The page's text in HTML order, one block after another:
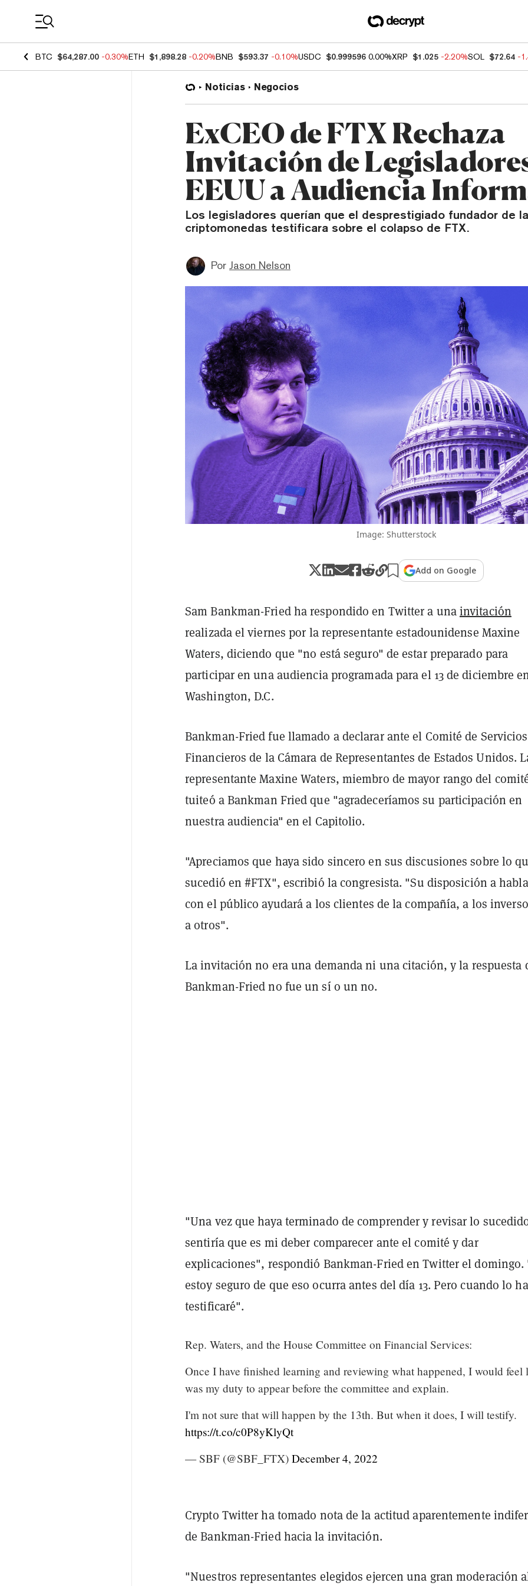
BTC $64,287.00 -0.30%ETH $1,898.28 -0.20%BNB $593.37 -0.10%USDC $0.999596 0.00%XRP $1.025 -2.20%SOL $72.64 -
Noticias Negocios
ExCEO de FTX Rechaza
Invitación de
EEUU a Audiencia
Los legisladores querían que el desprestigiado fundador de
criptomonedas testificara sobre el colapso de FTX.
Por Jason Nelson
Image: Shutterstock
Add on Google
Sam Bankman-Fried ha respondido en Twitter a unainvitación
realizada el viernes por la representante estadounidense Maxine
Waters, diciendo que "no está seguro" de estar preparado para
participar en una audiencia programada para el 13 de diciembre
Washington, D.C.
Bankman-Fried fue llamado a declarar ante el Comité de Servicios
Financieros de la Cámara de Representantes de Estados Unidos.
representante Maxine Waters, miembro de mayor rango del
tuiteó a Bankman Fried que "agradeceríamos su participación en
nuestra audiencia" en el Capitolio.
"Apreciamos que haya sido sincero en sus discusiones sobre lo
sucedió en #FTX", escribió la congresista. "Su disposición a
con el público ayudará a los clientes de la compañía, a los
a otros".
La invitación no era una demanda ni una citación, y la respuesta
Bankman-Fried no fue un sí o un no.
"Una vez que haya terminado de comprender y revisar lo
sentiría que es mi deber comparecer ante el comité y dar
explicaciones", respondió Bankman-Fried en Twitter el domingo.
estoy seguro de que eso ocurra antes del día 13. Pero cuando lo
testificaré".
Rep. Waters, and the House Committee on Financial Services:
Once I have finished learning and reviewing what happened, I would feel
was my duty to appear before the committee and explain.
I'm not sure that will happen by the 13th. But when it does, I will testify.
https://t.co/c0P8yKlyQt
— SBF (@SBF_FTX) December 4, 2022
Crypto Twitter ha tomado nota de la actitud aparentemente
de Bankman-Fried hacia la invitación.
"Nuestros representantes elegidos ejercen una gran moderación